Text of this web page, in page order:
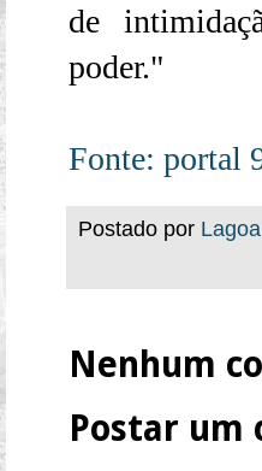
de
poder."
Fonte: portal
Postado por
Nenhum
Postar um